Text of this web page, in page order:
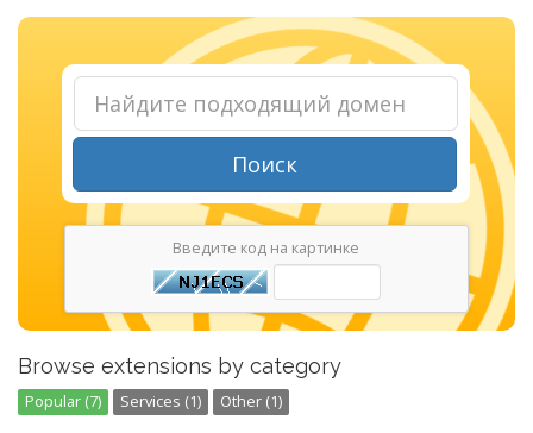
Поиск
Введите код на картинке
Browse extensions by category
Popular (7) Services (1) Other (1)